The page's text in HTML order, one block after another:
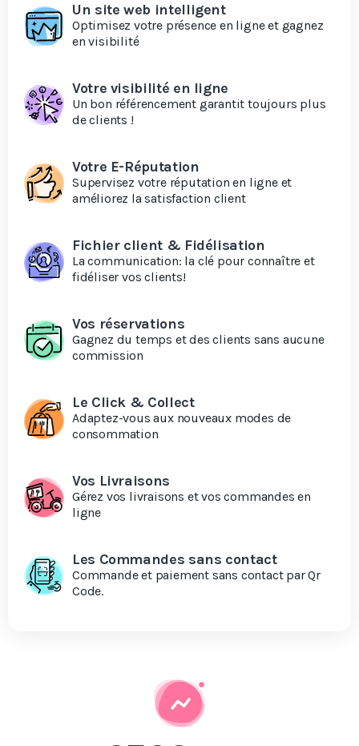
Un site web intelligent
Optimisez votre présence en ligne et gagnez
en visibilité
Votre visibilité en ligne
Un bon référencement garantit toujours plus
de clients !
Votre E-Réputation
Supervisez votre réputation en ligne et
améliorez la satisfaction client
Fichier client & Fidélisation
La communication: la clé pour connaître et
fidéliser vos clients!
Vos réservations
Gagnez du temps et des clients sans aucune
commission
Le Click & Collect
Adaptez-vous aux nouveaux modes de
consommation
Vos Livraisons
Gérez vos livraisons et vos commandes en
ligne
Les Commandes sans contact
Commande et paiement sans contact par Qr
Code.